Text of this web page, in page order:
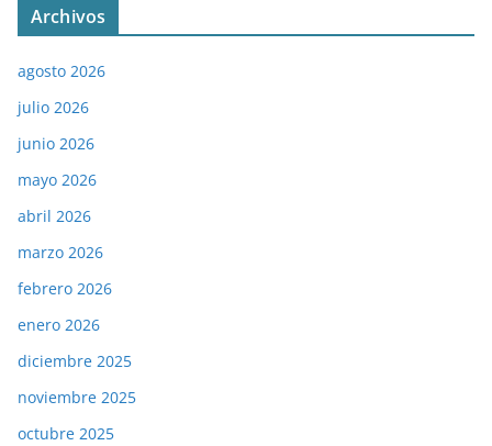
Archivos
agosto 2026
julio 2026
junio 2026
mayo 2026
abril 2026
marzo 2026
febrero 2026
enero 2026
diciembre 2025
noviembre 2025
octubre 2025